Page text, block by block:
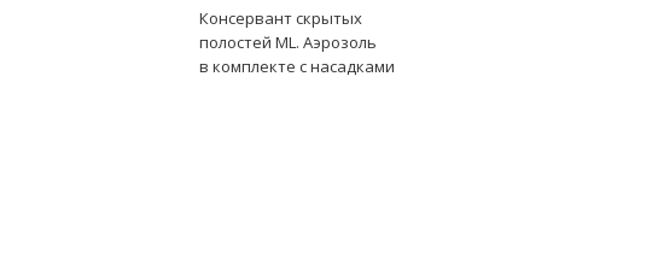
Консервант скрытых
полостей ML. Аэрозоль
в комплекте с насадками